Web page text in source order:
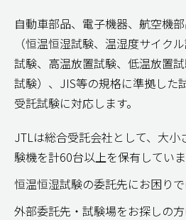
恒温恒湿試験の委託先にお困り
JTLは総合受託会社として、大
験機を計60台以上を保有していま
自動車部品、電子機器、航空機
（恒温恒湿試験、温湿度サイク
試験、高温放置試験、低温放置
試験）、 JIS等の規格に準拠した
受託試験に対応します。
外部委託先・試験場をお探しの